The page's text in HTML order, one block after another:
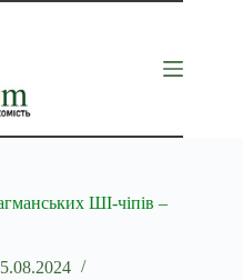
ШІ-чіпів –